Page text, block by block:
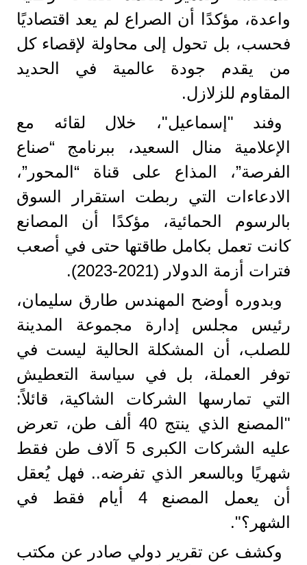
واعدة، مؤكدًا أن الصراع لم يعد اقتصاديًا
فحسب، بل تحول إلى محاولة لإقصاء كل
من يقدم جودة عالمية في الحديد
المقاوم للزلازل.
وفند "إسماعيل"، خلال لقائه مع
الإعلامية منال السعيد، ببرنامج “صناع
الفرصة”، المذاع على قناة “المحور”،
الادعاءات التي ربطت استقرار السوق
بالرسوم الحمائية، مؤكدًا أن المصانع
كانت تعمل بكامل طاقتها حتى في أصعب
فترات أزمة الدولار (2021-2023).
وبدوره أوضح المهندس طارق سليمان،
رئيس مجلس إدارة مجموعة المدينة
للصلب، أن المشكلة الحالية ليست في
توفر العملة، بل في سياسة التعطيش
التي تمارسها الشركات الشاكية، قائلاً:
"المصنع الذي ينتج 40 ألف طن، تعرض
عليه الشركات الكبرى 5 آلاف طن فقط
شهريًا وبالسعر الذي تفرضه.. فهل يُعقل
أن يعمل المصنع 4 أيام فقط في
الشهر؟".
وكشف عن تقرير دولي صادر عن مكتب